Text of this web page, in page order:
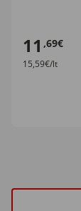
11 ,69€
15,59€/lt